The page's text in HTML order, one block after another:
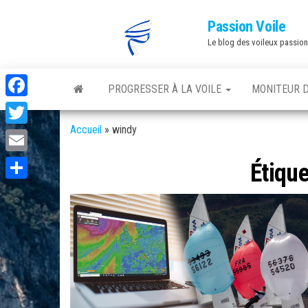
Passion Voile
Le blog des voileux
PROGRESSER À LA VOILE MONITEUR
Accueil » windy
F
a
c
e
b
o
o
k
T
w
i
t
t
e
r
E
m
a
i
l
P
a
t
a
g